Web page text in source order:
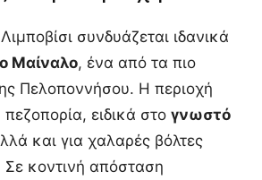
συνδυάζεται ιδανικά
Μαίναλο, ένα από τα πιο
Πελοποννήσου. Η περιοχή
ειδικά στο γνωστό
και για χαλαρές βόλτες
κοντινή απόσταση